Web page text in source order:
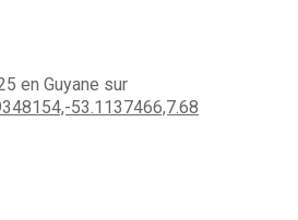
en Guyane sur
53.1137466,7.68